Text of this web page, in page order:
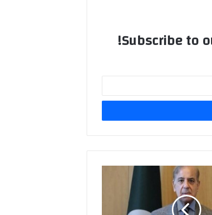
Subscribe to